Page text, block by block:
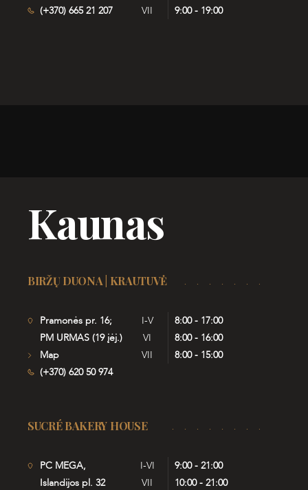
(+370) 665 21 207
VII
9:00 - 19:00
Kaunas
BIRŽŲ DUONA | KRAUTUVĖ
Pramonės pr. 16;
PM URMAS (19 įėj.)
Map
(+370) 620 50 974
I-V
8:00 - 17:00
VI
8:00 - 16:00
VII
8:00 - 15:00
SUCRÉ BAKERY HOUSE
PC MEGA,
Islandijos pl. 32
I-VI
9:00 - 21:00
VII
10:00 - 21:00